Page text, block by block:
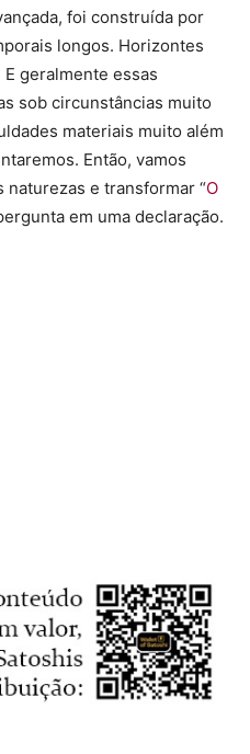
foi construída por
longos. Horizontes
geralmente essas
sob circunstâncias muito
materiais muito além
Então, vamos
naturezas e transformar “O
em uma declaração.